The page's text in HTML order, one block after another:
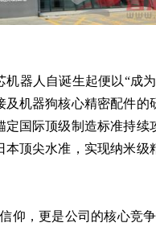
器人自诞生起便以“成
机器狗核心精密配件的
国际顶级制造标准持续
顶尖水准，实现纳米级
仰，更是公司的核心竞